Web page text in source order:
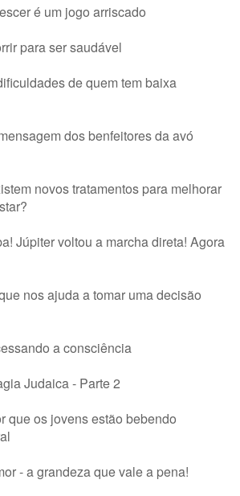
é um jogo arriscado
para ser saudável
de quem tem baixa
dos benfeitores da avó
novos tratamentos para melhorar
Júpiter voltou a marcha direta! Agora
nos ajuda a tomar uma decisão
a consciência
Judaica - Parte 2
que os jovens estão bebendo
- a grandeza que vale a pena!